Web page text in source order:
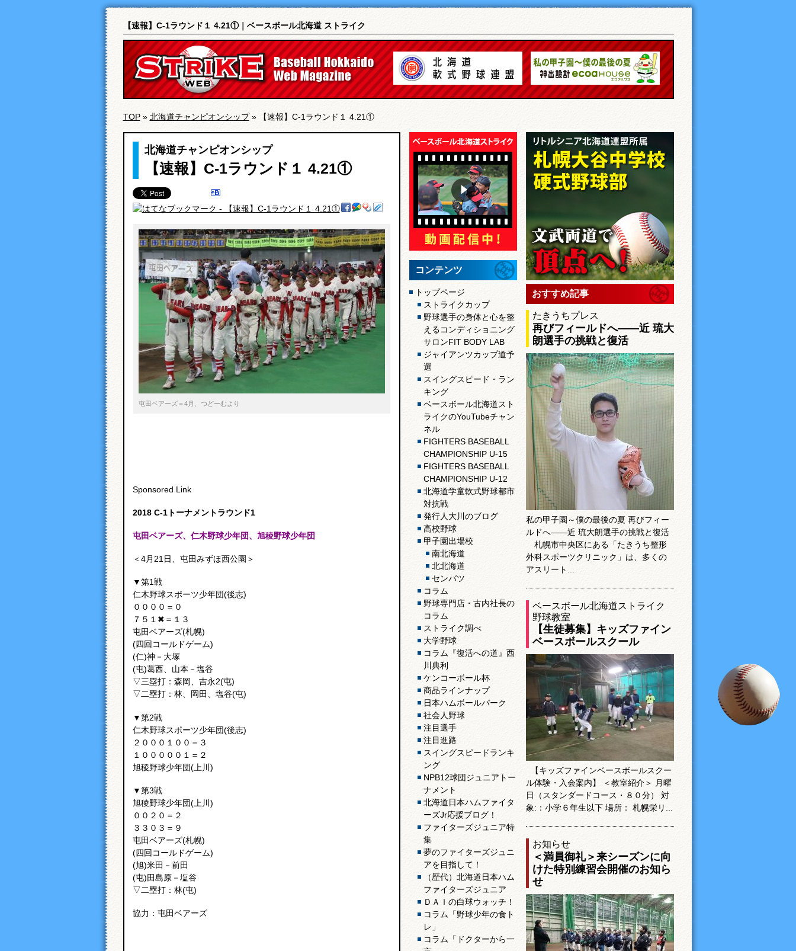
【速報】C-1ラウンド１ 4.21①｜ベースボール北海道 ストライク
TOP » 北海道チャンピオンシップ» 【速報】C-1ラウンド１ 4.21①
北海道チャンピオンシップ
【速報】C-1ラウンド１ 4.21①
屯田ベアーズ＝4月、つどーむより
Sponsored Link
2018 C-1トーナメントラウンド1
屯田ベアーズ、仁木野球少年団、旭稜野球少年団
＜4月21日、屯田みずほ西公園＞
▼第1戦
仁木野球スポーツ少年団(後志)
００００＝０
７５１✖＝１３
屯田ベアーズ(札幌)
(四回コールドゲーム)
(仁)神－大塚
(屯)葛西、山本－塩谷
▽三塁打：森岡、吉永2(屯)
▽二塁打：林、岡田、塩谷(屯)
▼第2戦
仁木野球スポーツ少年団(後志)
２０００１００＝３
１０００００１＝２
旭稜野球少年団(上川)
▼第3戦
旭稜野球少年団(上川)
００２０＝２
３３０３＝９
屯田ベアーズ(札幌)
(四回コールドゲーム)
(旭)米田－前田
(屯)田島原－塩谷
▽二塁打：林(屯)
協力：屯田ベアーズ
コンテンツ
トップページ
ストライクカップ
野球選手の身体と心を整
えるコンディショニング
サロンFIT BODY LAB
ジャイアンツカップ道予
選
スイングスピード・ラン
キング
ベースボール北海道スト
ライクのYouTubeチャン
ネル
FIGHTERS BASEBALL
CHAMPIONSHIP U-15
FIGHTERS BASEBALL
CHAMPIONSHIP U-12
北海道学童軟式野球都市
対抗戦
発行人大川のブログ
高校野球
甲子園出場校
南北海道
北北海道
センバツ
コラム
野球専門店・古内社長の
コラム
ストライク調べ
大学野球
コラム『復活への道』西
川典利
ケンコーボール杯
商品ラインナップ
日本ハムボールパーク
社会人野球
注目選手
注目進路
スイングスピードランキ
ング
NPB12球団ジュニアトー
ナメント
北海道日本ハムファイタ
ーズJr応援ブログ！
ファイターズジュニア特
集
夢のファイターズジュニ
アを目指して！
（歴代）北海道日本ハム
ファイターズジュニア
ＤＡＩの白球ウォッチ！
コラム「野球少年の食ト
レ」
コラム「ドクターから一
おすすめ記事
たきうちプレス
再びフィールドへ――近 琉大
朗選手の挑戦と復活
私の甲子園～僕の最後の夏 再びフィー
ルドへ――近 琉大朗選手の挑戦と復活
札幌市中央区にある「たきうち整形
外科スポーツクリニック」は、多くの
アスリート...
ベースボール北海道ストライク
野球教室
【生徒募集】キッズファイン
ベースボールスクール
【キッズファインベースボールスクー
ル体験・入会案内】 ＜教室紹介＞ 月曜
日（スタンダードコース・８０分） 対
象:：小学６年生以下 場所： 札幌栄リ...
お知らせ
＜満員御礼＞来シーズンに向
けた特別練習会開催のお知ら
せ